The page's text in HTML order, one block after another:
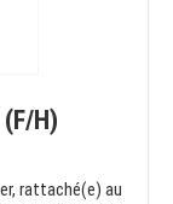
H)
rattaché(e) au